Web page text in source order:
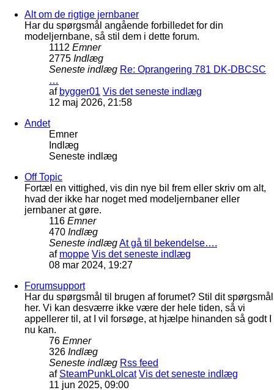
Alt om de rigtige jernbaner
Har du spørgsmål angående forbilledet for din
modeljernbane, så stil dem i dette forum.
1112 Emner
2775 Indlæg
Seneste indlæg Re: Oprangering 781 DK-DBCSC
…
af bygger01 Vis det seneste indlæg
12 maj 2026, 21:58
Andet
Emner
Indlæg
Seneste indlæg
Off Topic
Fortæl en vittighed, vis din nye bil frem eller skriv om alt,
hvad der ikke har noget med modeljernbaner eller
jernbaner at gøre.
116 Emner
470 Indlæg
Seneste indlægAt gå til bekendelse….
af moppe Vis det seneste indlæg
08 mar 2024, 19:27
Forumsupport
Har du spørgsmål til brugen af forumet? Stil dit spørgsmål
her. Vi kan desværre ikke være der hele tiden, så vi
appellerer til, at I vil forsøge, at hjælpe hinanden så godt I
nu kan.
76 Emner
326 Indlæg
Seneste indlæg Rss feed
af SteamPunkLolcat Vis det seneste indlæg
11 jun 2025, 09:00